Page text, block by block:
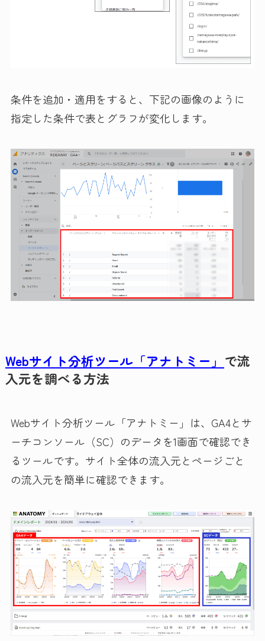
条件を追加・適用をすると、下記の画像のように
指定した条件で表とグラフが変化します。
Webサイト分析ツール「アナトミー」 で流
入元を調べる方法
Webサイト分析ツール「アナトミー」は、GA4とサ
ーチコンソール（SC）のデータを1画面で確認でき
るツールです。サイト全体の流入元とページごと
の流入元を簡単に確認できます。